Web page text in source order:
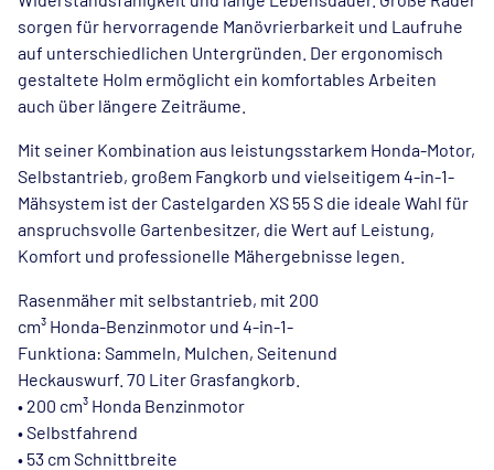
sorgen für hervorragende Manövrierbarkeit und Laufruhe
auf unterschiedlichen Untergründen. Der ergonomisch
gestaltete Holm ermöglicht ein komfortables Arbeiten
auch über längere Zeiträume.
Mit seiner Kombination aus leistungsstarkem Honda-Motor,
Selbstantrieb, großem Fangkorb und vielseitigem 4-in-1-
Mähsystem ist der Castelgarden XS 55 S die ideale Wahl für
anspruchsvolle Gartenbesitzer, die Wert auf Leistung,
Komfort und professionelle Mähergebnisse legen.
Rasenmäher mit selbstantrieb, mit 200
cm³ Honda-Benzinmotor und 4-in-1-
Funktiona: Sammeln, Mulchen, Seitenund
Heckauswurf. 70 Liter Grasfangkorb.
• 200 cm³ Honda Benzinmotor
• Selbstfahrend
• 53 cm Schnittbreite